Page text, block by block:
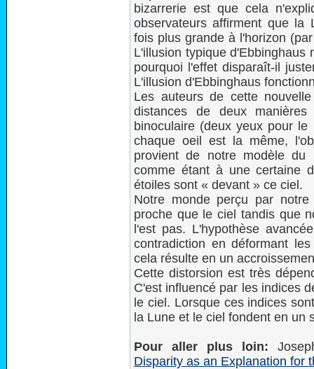
bizarrerie est que cela
observateurs affirment que la
fois plus grande à l'horizon
L'illusion typique d'Ebbinghaus
pourquoi l'effet disparaît-il
L'illusion d'Ebbinghaus
Les auteurs de cette
distances de deux
binoculaire (deux yeux pour
chaque oeil est la même,
provient de notre modèle du
comme étant à une certaine
étoiles sont « devant » ce ciel.
Notre monde perçu par
proche que le ciel tandis que
l'est pas. L'hypothèse
contradiction en déformant
cela résulte en un
Cette distorsion est très
C'est influencé par les indices
le ciel. Lorsque ces indices
la Lune et le ciel fondent en un
Pour aller plus loin:
Disparity as an Explanation for